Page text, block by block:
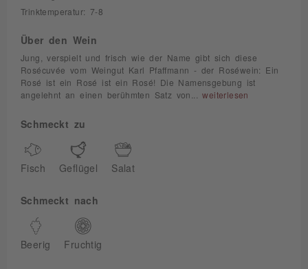
Trinktemperatur: 7-8
Über den Wein
Jung, verspielt und frisch wie der Name gibt sich diese
Rosécuvée vom Weingut Karl Pfaffmann - der Roséwein: Ein
Rosé ist ein Rosé ist ein Rosé! Die Namensgebung ist
angelehnt an einen berühmten Satz von...weiterlesen
Schmeckt zu
Fisch Geflügel Salat
Schmeckt nach
Beerig Fruchtig